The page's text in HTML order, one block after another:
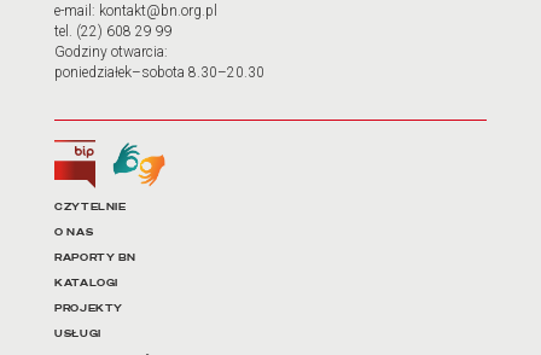
e-mail: kontakt@bn.org.pl
tel. (22) 608 29 99
Godziny otwarcia:
poniedziałek–sobota 8.30–20.30
Biuletyn Informacji Publicznej
Tłumacz języka migowego
Linki do najważniejszych
CZYTELNIE
O NAS
RAPORTY BN
KATALOGI
PROJEKTY
USŁUGI